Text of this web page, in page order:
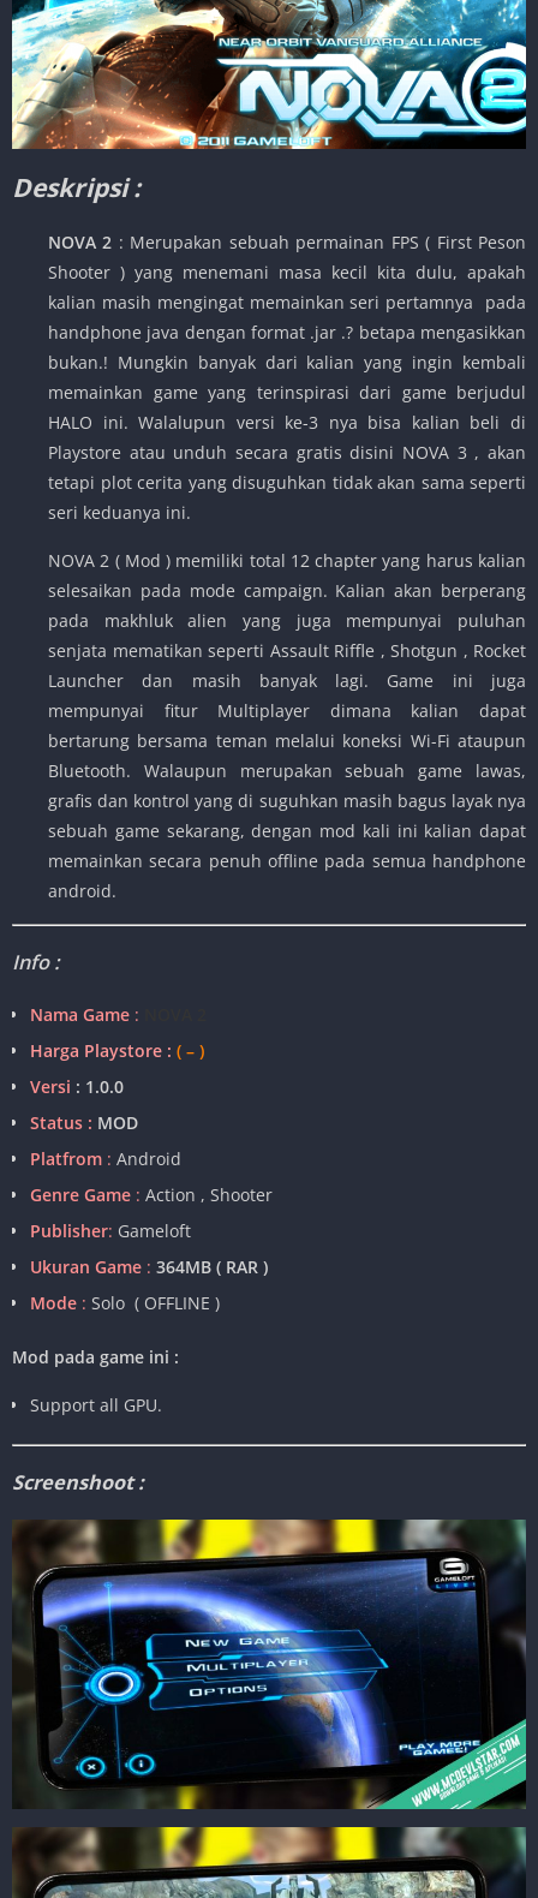
Deskripsi :
NOVA 2 : Merupakan sebuah permainan FPS ( First Peson
Shooter ) yang menemani masa kecil kita dulu, apakah
kalian masih mengingat memainkan seri pertamnya pada
handphone java dengan format .jar .? betapa mengasikkan
bukan.! Mungkin banyak dari kalian yang ingin kembali
memainkan game yang terinspirasi dari game berjudul
HALO ini. Walalupun versi ke-3 nya bisa kalian beli di
Playstore atau unduh secara gratis disini NOVA 3 , akan
tetapi plot cerita yang disuguhkan tidak akan sama seperti
seri keduanya ini.
NOVA 2 ( Mod ) memiliki total 12 chapter yang harus kalian
selesaikan pada mode campaign. Kalian akan berperang
pada makhluk alien yang juga mempunyai puluhan
senjata mematikan seperti Assault Riffle , Shotgun , Rocket
Launcher dan masih banyak lagi. Game ini juga
mempunyai fitur Multiplayer dimana kalian dapat
bertarung bersama teman melalui koneksi Wi-Fi ataupun
Bluetooth. Walaupun merupakan sebuah game lawas,
grafis dan kontrol yang di suguhkan masih bagus layak nya
sebuah game sekarang, dengan mod kali ini kalian dapat
memainkan secara penuh offline pada semua handphone
android.
Info :
Nama Game :
Harga Playstore : ( – )
Versi : 1.0.0
Status : MOD
Platfrom : Android
Genre Game : Action , Shooter
Publisher: Gameloft
Ukuran Game : 364MB ( RAR )
Mode : Solo ( OFFLINE )
Mod pada game ini :
Support all GPU.
Screenshoot :